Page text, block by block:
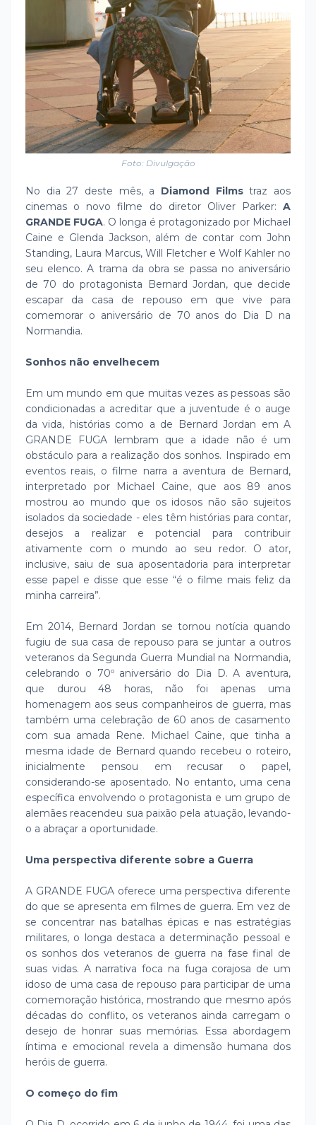
Foto: Divulgação
No dia 27 deste mês, a Diamond Filmstraz aos
cinemas o novo filme do diretor Oliver Parker: A
GRANDE FUGA. O longa é protagonizado por Michael
Caine e Glenda Jackson, além de contar com John
Standing, Laura Marcus, Will Fletcher e Wolf Kahler no
seu elenco. A trama da obra se passa no aniversário
de 70 do protagonista Bernard Jordan, que decide
escapar da casa de repouso em que vive para
comemorar o aniversário de 70 anos do Dia D na
Normandia.
Sonhos não envelhecem
Em um mundo em que muitas vezes as pessoas são
condicionadas a acreditar que a juventude é o auge
da vida, histórias como a de Bernard Jordan em A
GRANDE FUGA lembram que a idade não é um
obstáculo para a realização dos sonhos. Inspirado em
eventos reais, o filme narra a aventura de Bernard,
interpretado por Michael Caine, que aos 89 anos
mostrou ao mundo que os idosos não são sujeitos
isolados da sociedade - eles têm histórias para contar,
desejos a realizar e potencial para contribuir
ativamente com o mundo ao seu redor. O ator,
inclusive, saiu de sua aposentadoria para interpretar
esse papel e disse que esse “é o filme mais feliz da
minha carreira”.
Em 2014, Bernard Jordan se tornou notícia quando
fugiu de sua casa de repouso para se juntar a outros
veteranos da Segunda Guerra Mundial na Normandia,
celebrando o 70º aniversário do Dia D. A aventura,
que durou 48 horas, não foi apenas uma
homenagem aos seus companheiros de guerra, mas
também uma celebração de 60 anos de casamento
com sua amada Rene. Michael Caine, que tinha a
mesma idade de Bernard quando recebeu o roteiro,
inicialmente pensou em recusar o papel,
considerando-se aposentado. No entanto, uma cena
específica envolvendo o protagonista e um grupo de
alemães reacendeu sua paixão pela atuação, levando-
o a abraçar a oportunidade.
Uma perspectiva diferente sobre a Guerra
A GRANDE FUGA oferece uma perspectiva diferente
do que se apresenta em filmes de guerra. Em vez de
se concentrar nas batalhas épicas e nas estratégias
militares, o longa destaca a determinação pessoal e
os sonhos dos veteranos de guerra na fase final de
suas vidas. A narrativa foca na fuga corajosa de um
idoso de uma casa de repouso para participar de uma
comemoração histórica, mostrando que mesmo após
décadas do conflito, os veteranos ainda carregam o
desejo de honrar suas memórias. Essa abordagem
íntima e emocional revela a dimensão humana dos
heróis de guerra.
O começo do fim